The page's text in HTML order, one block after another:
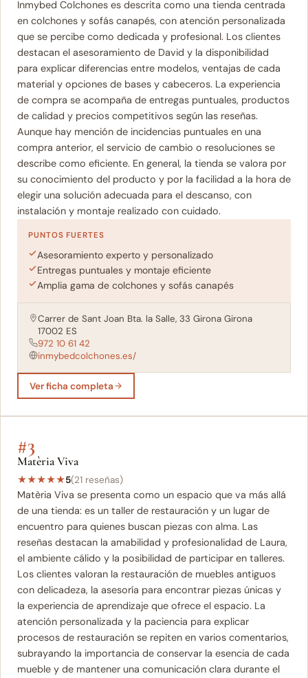
Inmybed Colchones es descrita como una tienda centrada
en colchones y sofás canapés, con atención personalizada
que se percibe como dedicada y profesional. Los clientes
destacan el asesoramiento de David y la disponibilidad
para explicar diferencias entre modelos, ventajas de cada
material y opciones de bases y cabeceros. La experiencia
de compra se acompaña de entregas puntuales, productos
de calidad y precios competitivos según las reseñas.
Aunque hay mención de incidencias puntuales en una
compra anterior, el servicio de cambio o resoluciones se
describe como eficiente. En general, la tienda se valora por
su conocimiento del producto y por la facilidad a la hora de
elegir una solución adecuada para el descanso, con
instalación y montaje realizado con cuidado.
PUNTOS FUERTES
Asesoramiento experto y personalizado
Entregas puntuales y montaje eficiente
Amplia gama de colchones y sofás canapés
Carrer de Sant Joan Bta. la Salle, 33 Girona Girona
17002 ES
972 10 61 42
inmybedcolchones.es/
Ver ficha completa
#3
Matèria Viva
★★★★★5(21 reseñas)
Matèria Viva se presenta como un espacio que va más allá
de una tienda: es un taller de restauración y un lugar de
encuentro para quienes buscan piezas con alma. Las
reseñas destacan la amabilidad y profesionalidad de Laura,
el ambiente cálido y la posibilidad de participar en talleres.
Los clientes valoran la restauración de muebles antiguos
con delicadeza, la asesoría para encontrar piezas únicas y
la experiencia de aprendizaje que ofrece el espacio. La
atención personalizada y la paciencia para explicar
procesos de restauración se repiten en varios comentarios,
subrayando la importancia de conservar la esencia de cada
mueble y de mantener una comunicación clara durante el